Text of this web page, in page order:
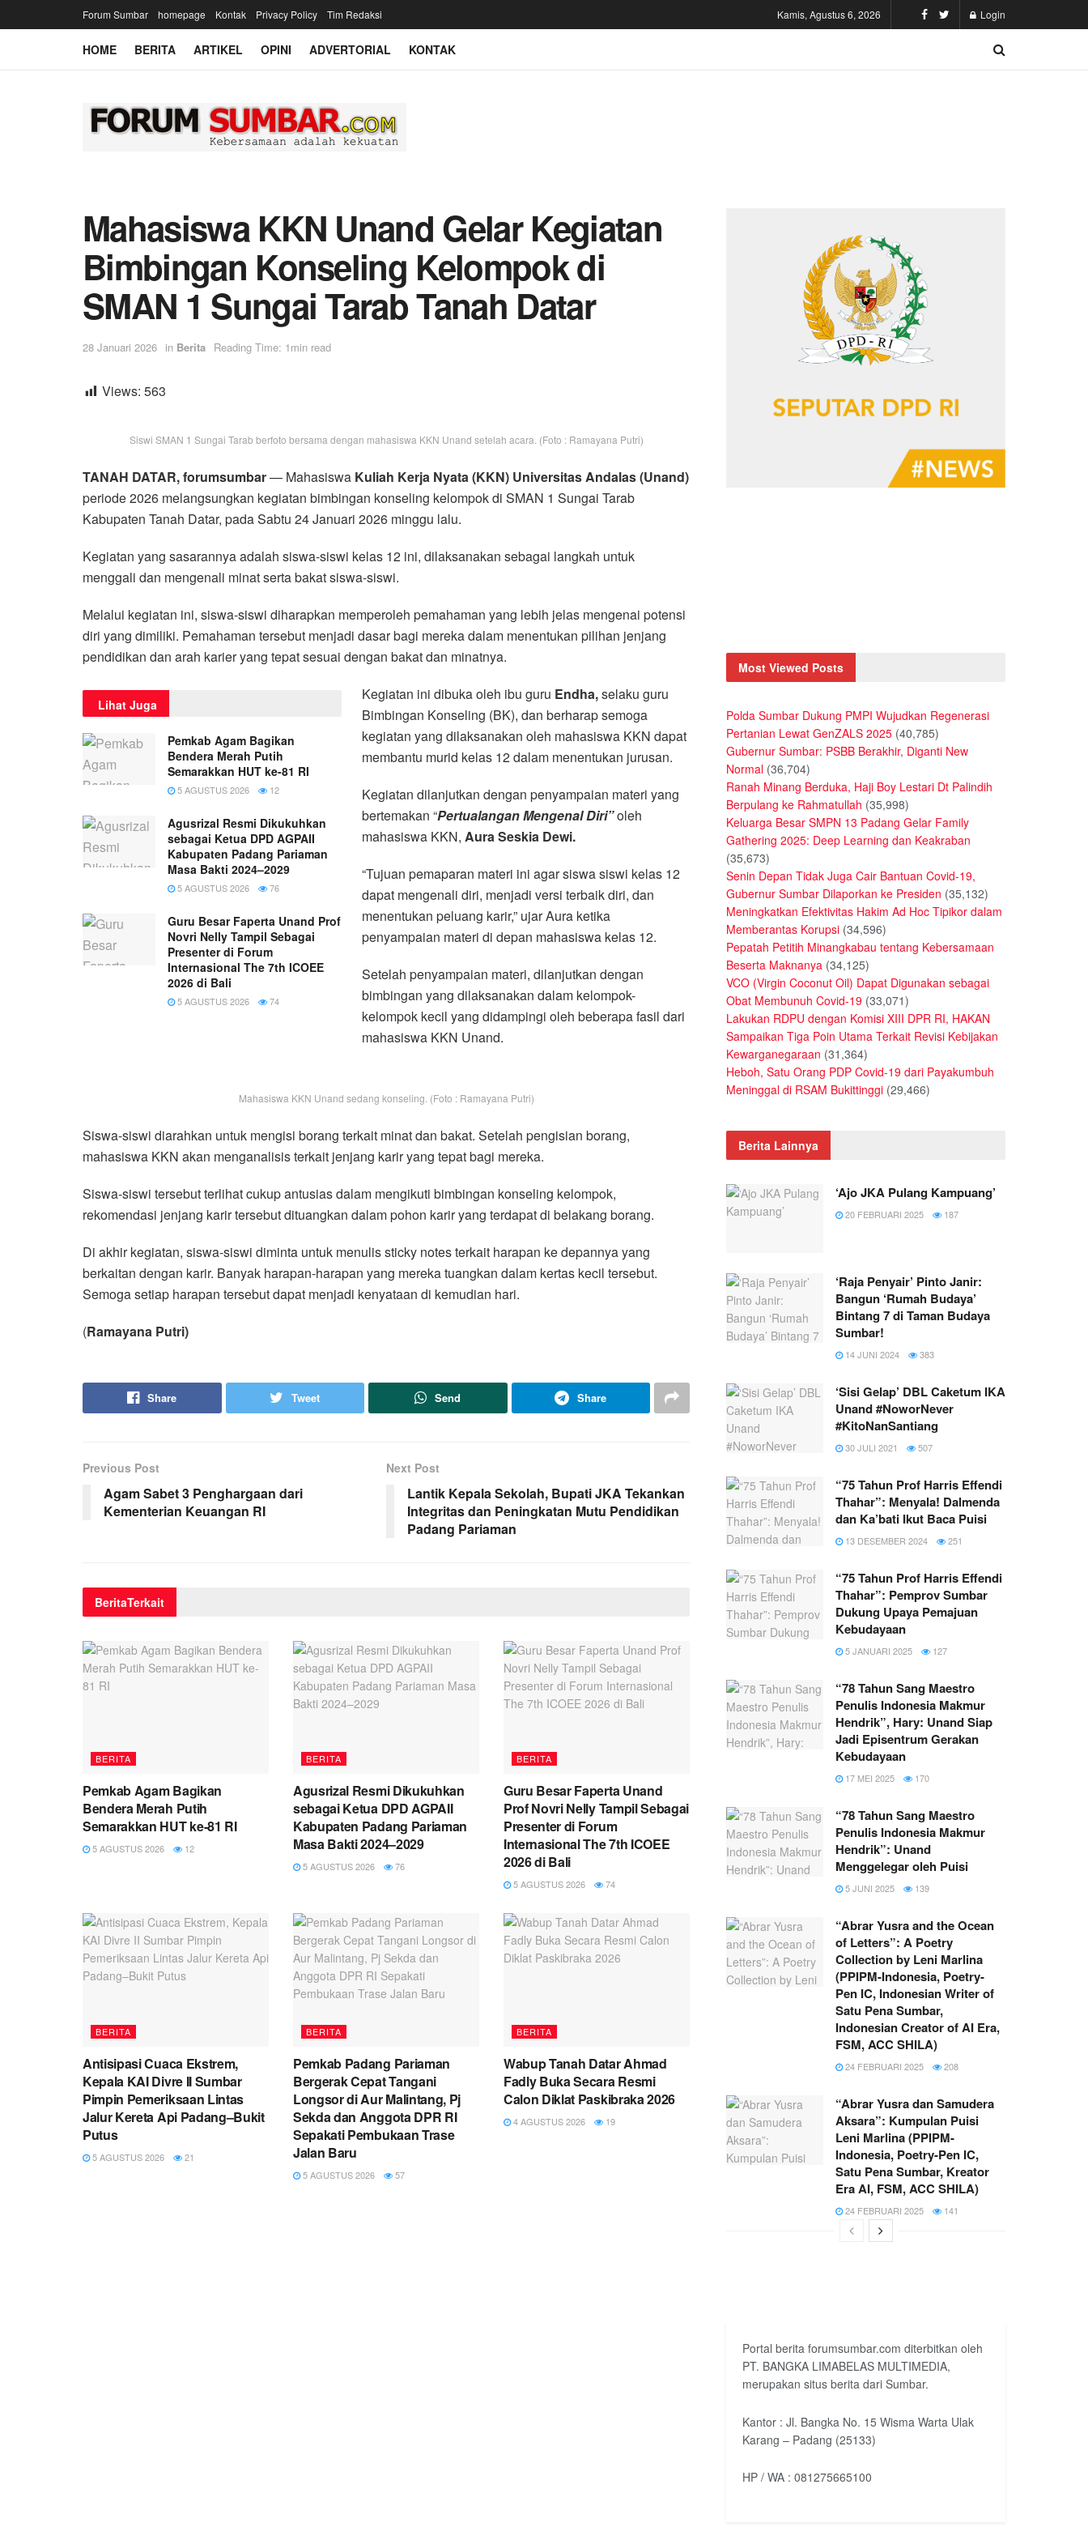
Forum Sumbar homepage Kontak Privacy Policy Tim Redaksi Kamis, Agustus 6, 2026 Login
HOME BERITA ARTIKEL OPINI ADVERTORIAL KONTAK
Mahasiswa KKN Unand Gelar Kegiatan
Bimbingan Konseling Kelompok di
SMAN 1 Sungai Tarab Tanah Datar
28 Januari 2026 in Berita Reading Time: 1min read
Views: 563
Siswi SMAN 1 Sungai Tarab berfoto bersama dengan mahasiswa KKN Unand setelah acara. (Foto : Ramayana Putri)
TANAH DATAR, forumsumbar— Mahasiswa Kuliah Kerja Nyata (KKN) Universitas Andalas (Unand)
periode 2026 melangsungkan kegiatan bimbingan konseling kelompok di SMAN 1 Sungai Tarab
Kabupaten Tanah Datar, pada Sabtu 24 Januari 2026 minggu lalu.
Kegiatan yang sasarannya adalah siswa-siswi kelas 12 ini, dilaksanakan sebagai langkah untuk
menggali dan mengenali minat serta bakat siswa-siswi.
Melalui kegiatan ini, siswa-siswi diharapkan memperoleh pemahaman yang lebih jelas mengenai potensi
diri yang dimiliki. Pemahaman tersebut menjadi dasar bagi mereka dalam menentukan pilihan jenjang
pendidikan dan arah karier yang tepat sesuai dengan bakat dan minatnya.
Lihat Juga
Pemkab Agam Bagikan
Bendera Merah Putih
Semarakkan HUT ke-81 RI
5 AGUSTUS 2026 12
Agusrizal Resmi Dikukuhkan
sebagai Ketua DPD AGPAII
Kabupaten Padang Pariaman
Masa Bakti 2024–2029
5 AGUSTUS 2026 76
Guru Besar Faperta Unand Prof
Novri Nelly Tampil Sebagai
Presenter di Forum
Internasional The 7th ICOEE
2026 di Bali
5 AGUSTUS 2026 74
Kegiatan ini dibuka oleh ibu guru Endha,selaku guru
Bimbingan Konseling (BK), dan berharap semoga
kegiatan yang dilaksanakan oleh mahasiswa KKN dapat
membantu murid kelas 12 dalam menentukan jurusan.
Kegiatan dilanjutkan dengan penyampaian materi yang
bertemakan “Pertualangan Mengenal Diri”oleh
mahasiswa KKN, Aura Seskia Dewi.
“Tujuan pemaparan materi ini agar siswa siswi kelas 12
dapat mengenali diri, menjadi versi terbaik diri, dan
menentukan peluang karir,” ujar Aura ketika
penyampaian materi di depan mahasiswa kelas 12.
Setelah penyampaian materi, dilanjutkan dengan
bimbingan yang dilaksanakan dalam kelompok-
kelompok kecil yang didampingi oleh beberapa fasil dari
mahasiswa KKN Unand.
Mahasiswa KKN Unand sedang konseling. (Foto : Ramayana Putri)
Siswa-siswi diarahkan untuk mengisi borang terkait minat dan bakat. Setelah pengisian borang,
mahasiswa KKN akan menganalisis terkait jenjang karir yang tepat bagi mereka.
Siswa-siswi tersebut terlihat cukup antusias dalam mengikuti bimbingan konseling kelompok,
rekomendasi jenjang karir tersebut dituangkan dalam pohon karir yang terdapat di belakang borang.
Di akhir kegiatan, siswa-siswi diminta untuk menulis sticky notes terkait harapan ke depannya yang
berkaitan dengan karir. Banyak harapan-harapan yang mereka tuangkan dalam kertas kecil tersebut.
Semoga setiap harapan tersebut dapat menjadi kenyataan di kemudian hari.
(Ramayana Putri)
Share Tweet Send Share
Previous Post
Agam Sabet 3 Penghargaan dari
Kementerian Keuangan RI
Next Post
Lantik Kepala Sekolah, Bupati JKA Tekankan
Integritas dan Peningkatan Mutu Pendidikan
Padang Pariaman
BeritaTerkait
BERITA
Pemkab Agam Bagikan
Bendera Merah Putih
Semarakkan HUT ke-81 RI
5 AGUSTUS 2026 12
BERITA
Agusrizal Resmi Dikukuhkan
sebagai Ketua DPD AGPAII
Kabupaten Padang Pariaman
Masa Bakti 2024–2029
5 AGUSTUS 2026 76
BERITA
Guru Besar Faperta Unand
Prof Novri Nelly Tampil Sebagai
Presenter di Forum
Internasional The 7th ICOEE
2026 di Bali
5 AGUSTUS 2026 74
BERITA
Antisipasi Cuaca Ekstrem,
Kepala KAI Divre II Sumbar
Pimpin Pemeriksaan Lintas
Jalur Kereta Api Padang–Bukit
Putus
5 AGUSTUS 2026 21
BERITA
Pemkab Padang Pariaman
Bergerak Cepat Tangani
Longsor di Aur Malintang, Pj
Sekda dan Anggota DPR RI
Sepakati Pembukaan Trase
Jalan Baru
5 AGUSTUS 2026 57
BERITA
Wabup Tanah Datar Ahmad
Fadly Buka Secara Resmi
Calon Diklat Paskibraka 2026
4 AGUSTUS 2026 19
Most Viewed Posts
Polda Sumbar Dukung PMPI Wujudkan Regenerasi
Pertanian Lewat GenZALS 2025 (40,785)
Gubernur Sumbar: PSBB Berakhir, Diganti New
Normal (36,704)
Ranah Minang Berduka, Haji Boy Lestari Dt Palindih
Berpulang ke Rahmatullah (35,998)
Keluarga Besar SMPN 13 Padang Gelar Family
Gathering 2025: Deep Learning dan Keakraban
(35,673)
Senin Depan Tidak Juga Cair Bantuan Covid-19,
Gubernur Sumbar Dilaporkan ke Presiden (35,132)
Meningkatkan Efektivitas Hakim Ad Hoc Tipikor dalam
Memberantas Korupsi (34,596)
Pepatah Petitih Minangkabau tentang Kebersamaan
Beserta Maknanya (34,125)
VCO (Virgin Coconut Oil) Dapat Digunakan sebagai
Obat Membunuh Covid-19 (33,071)
Lakukan RDPU dengan Komisi XIII DPR RI, HAKAN
Sampaikan Tiga Poin Utama Terkait Revisi Kebijakan
Kewarganegaraan (31,364)
Heboh, Satu Orang PDP Covid-19 dari Payakumbuh
Meninggal di RSAM Bukittinggi (29,466)
Berita Lainnya
‘Ajo JKA Pulang Kampuang’
20 FEBRUARI 2025 187
‘Raja Penyair’ Pinto Janir:
Bangun ‘Rumah Budaya’
Bintang 7 di Taman Budaya
Sumbar!
14 JUNI 2024 383
‘Sisi Gelap’ DBL Caketum IKA
Unand #NoworNever
#KitoNanSantiang
30 JULI 2021 507
“75 Tahun Prof Harris Effendi
Thahar”: Menyala! Dalmenda
dan Ka’bati Ikut Baca Puisi
13 DESEMBER 2024 251
“75 Tahun Prof Harris Effendi
Thahar”: Pemprov Sumbar
Dukung Upaya Pemajuan
Kebudayaan
5 JANUARI 2025 127
“78 Tahun Sang Maestro
Penulis Indonesia Makmur
Hendrik”, Hary: Unand Siap
Jadi Episentrum Gerakan
Kebudayaan
17 MEI 2025 170
“78 Tahun Sang Maestro
Penulis Indonesia Makmur
Hendrik”: Unand
Menggelegar oleh Puisi
5 JUNI 2025 139
“Abrar Yusra and the Ocean
of Letters”: A Poetry
Collection by Leni Marlina
(PPIPM-Indonesia, Poetry-
Pen IC, Indonesian Writer of
Satu Pena Sumbar,
Indonesian Creator of AI Era,
FSM, ACC SHILA)
24 FEBRUARI 2025 208
“Abrar Yusra dan Samudera
Aksara”: Kumpulan Puisi
Leni Marlina (PPIPM-
Indonesia, Poetry-Pen IC,
Satu Pena Sumbar, Kreator
Era AI, FSM, ACC SHILA)
24 FEBRUARI 2025 141
Portal berita forumsumbar.com diterbitkan oleh
PT. BANGKA LIMABELAS MULTIMEDIA,
merupakan situs berita dari Sumbar.
Kantor : Jl. Bangka No. 15 Wisma Warta Ulak
Karang – Padang (25133)
HP / WA : 081275665100